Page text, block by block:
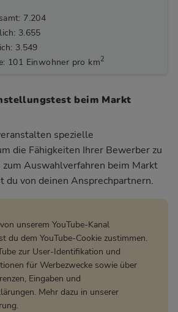
7.204
3.655
3.549
101 Einwohner pro km2
beim Markt
spezielle
die Fähigkeiten Ihrer Bewerber zu
Auswahlverfahren beim Markt
du von deinen Ansprechpartnern.
unserem YouTube-Kanal
du dem YouTube-Cookie zustimmen.
zur User-Identifikation und
für Werbezwecke sowie über
Eingaben und
Mehr dazu in unserer
.